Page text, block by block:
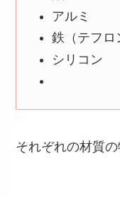
アルミ
鉄（テフロ
シリコン
それぞれの材質の